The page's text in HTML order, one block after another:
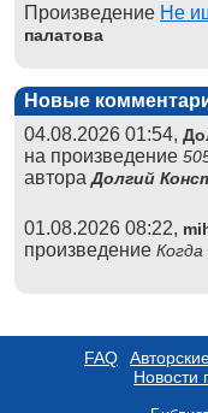
Произведение Не
палатова
Новые
04.08.2026 01:54,
на произведение
автораДолгий
01.08.2026 08:22,
произведение Когда
FAQ
Новости